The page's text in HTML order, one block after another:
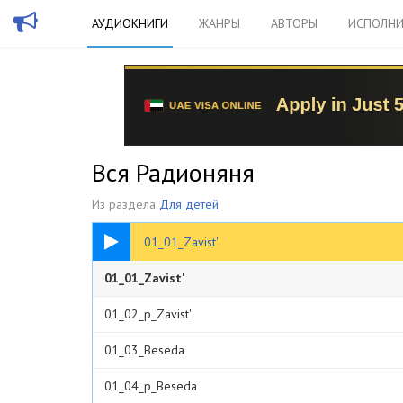
АУДИОКНИГИ ЖАНРЫ АВТОРЫ
Вся Радионяня
Из раздела Для детей
01_01_Zavist'
06:06
01 Kak sebia vesti
01_01_Zavist'
01_02_p_Zavist'
01_03_Beseda
01_04_p_Beseda